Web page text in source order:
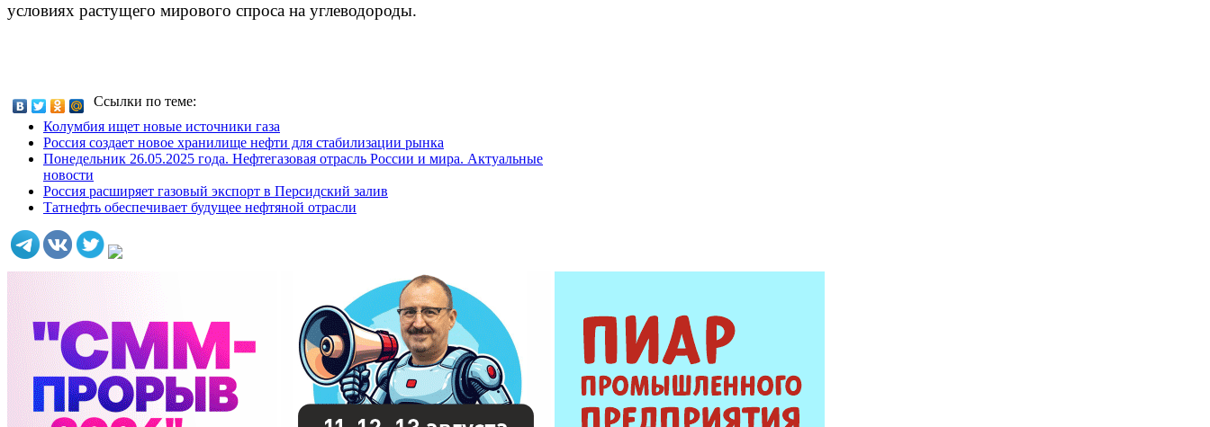
условиях растущего мирового спроса на углеводороды.
Ссылки по теме:
Колумбия ищет новые источники газа
Россия создает новое хранилище нефти для стабилизации рынка
Понедельник 26.05.2025 года. Нефтегазовая отрасль России и мира. Актуальные
новости
Россия расширяет газовый экспорт в Персидский залив
Татнефть обеспечивает будущее нефтяной отрасли